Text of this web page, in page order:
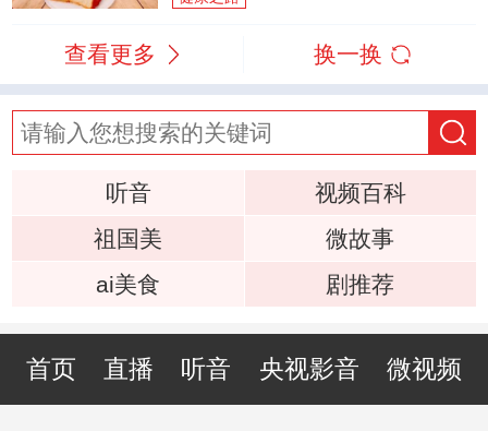
查看更多 换一换
听音
视频百科
祖国美
微故事
ai美食
剧推荐
首页 直播 听音 央视影音 微视频